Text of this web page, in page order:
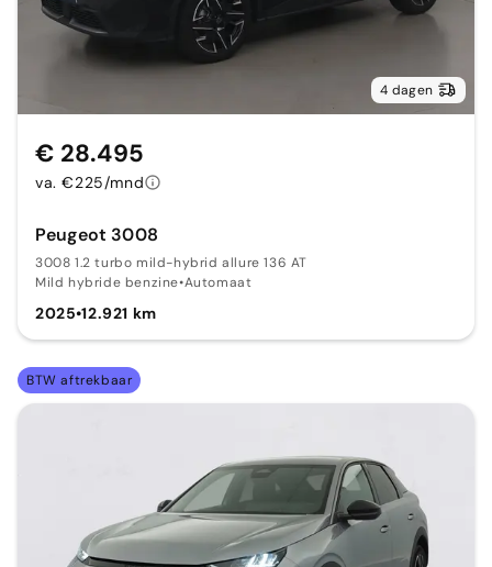
4 dagen
Peugeot 3008
3008 1.2 turbo mild-hybrid allure 136 AT
Mild hybride benzine•Automaat
2025•12.921 km
€ 28.495
va. €225/mnd
BTW aftrekbaar